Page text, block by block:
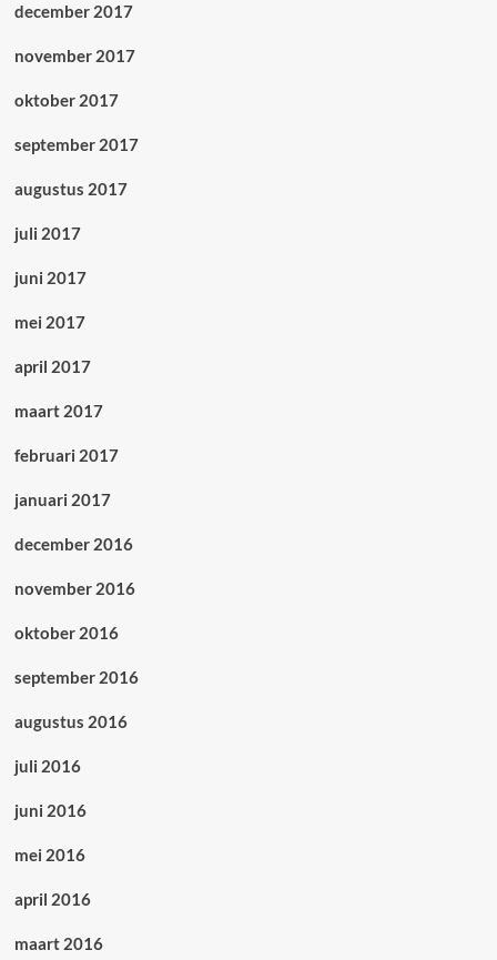
december 2017
november 2017
oktober 2017
september 2017
augustus 2017
juli 2017
juni 2017
mei 2017
april 2017
maart 2017
februari 2017
januari 2017
december 2016
november 2016
oktober 2016
september 2016
augustus 2016
juli 2016
juni 2016
mei 2016
april 2016
maart 2016